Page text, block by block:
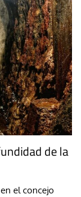
de la
el concejo